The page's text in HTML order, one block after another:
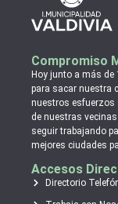
Compromiso
Hoy junto a más
para sacar nuestra
nuestros esfuerzos
de nuestras
seguir trabajando
mejores ciudades
Accesos
Directorio